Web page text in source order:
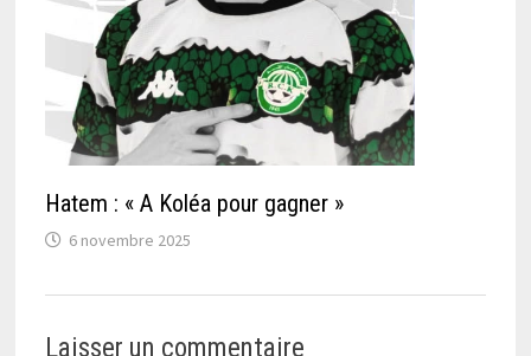
Hatem : « A Koléa pour gagner »
6 novembre 2025
Laisser un commentaire